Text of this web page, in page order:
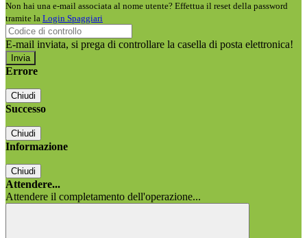
Non hai una e-mail associata al nome utente? Effettua il reset della password
tramite la Login Spaggiari
E-mail inviata, si prega di controllare la casella di posta elettronica!
Errore
Chiudi
Successo
Chiudi
Informazione
Chiudi
Attendere...
Attendere il completamento dell'operazione...